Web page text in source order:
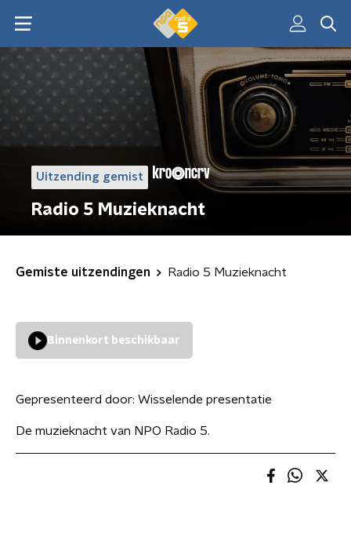
Uitzending gemist
Radio 5 Muzieknacht
Gemiste uitzendingen Radio 5 Muzieknacht
Binnenkort beschikbaar
Gepresenteerd door: Wisselende presentatie
De muzieknacht van NPO Radio 5.